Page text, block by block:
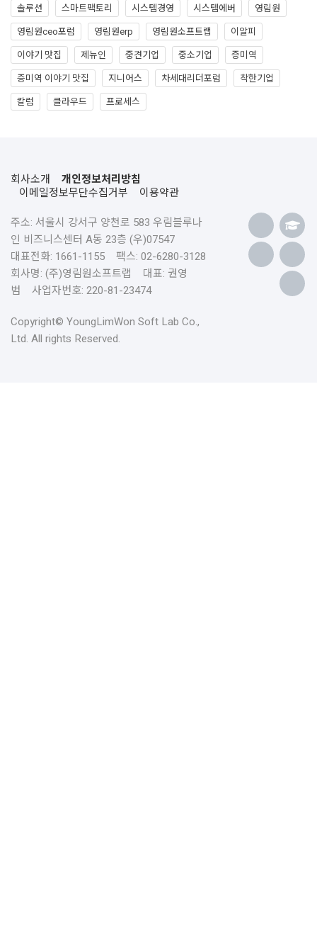
솔루션
스마트팩토리 시스템경영 시스템에버
영림원
영림원ceo포럼
영림원erp 영림원소프트랩
이알피
이야기 맛집
제뉴인 중견기업 중소기업
증미역
증미역 이야기 맛집
지니어스 차세대리더포럼
착한기업
칼럼
클라우드 프로세스
회사소개
개인정보처리방침
이메일정보무단수집거부
이용약관
주소: 서울시 강서구 양천로 583 우림블루나
인 비즈니스센터 A동 23층 (우)07547
대표전화: 1661-1155 팩스: 02-6280-3128
회사명: (주)영림원소프트랩 대표: 권영
범 사업자번호: 220-81-23474
Copyright© YoungLimWon Soft Lab Co.,
Ltd. All rights Reserved.